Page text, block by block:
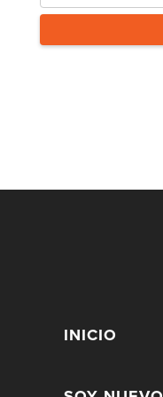
INICIO